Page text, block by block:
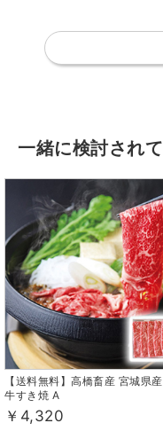
一緒に検討され
【送料無料】高橋畜産 宮城県
牛すき焼 A
￥4,320